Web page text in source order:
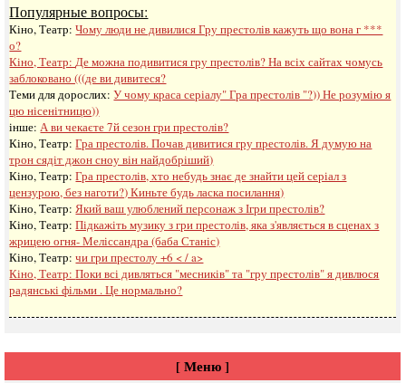
Популярные вопросы:
Кіно, Театр:Чому люди не дивилися Гру престолів кажуть що вона г ***
о?
Кіно, Театр: Де можна подивитися гру престолів? На всіх сайтах чомусь
заблоковано (((де ви дивитеся?
Теми для дорослих:У чому краса серіалу" Гра престолів "?)) Не розумію я
цю нісенітницю))
інше: А ви чекаєте 7й сезон гри престолів?
Кіно, Театр:Гра престолів. Почав дивитися гру престолів. Я думую на
трон сядіт джон сноу він найдобріший)
Кіно, Театр:Гра престолів, хто небудь знає де знайти цей серіал з
цензурою, без наготи?) Киньте будь ласка посилання)
Кіно, Театр: Який ваш улюблений персонаж з Ігри престолів?
Кіно, Театр:Підкажіть музику з гри престолів, яка з'являється в сценах з
жрицею огня- Меліссандра (баба Станіс)
Кіно, Театр:чи гри престолу +6 < / a>
Кіно, Театр:Поки всі дивляться "месників" та "гру престолів" я дивлюся
радянські фільми . Це нормально?
[ Меню ]